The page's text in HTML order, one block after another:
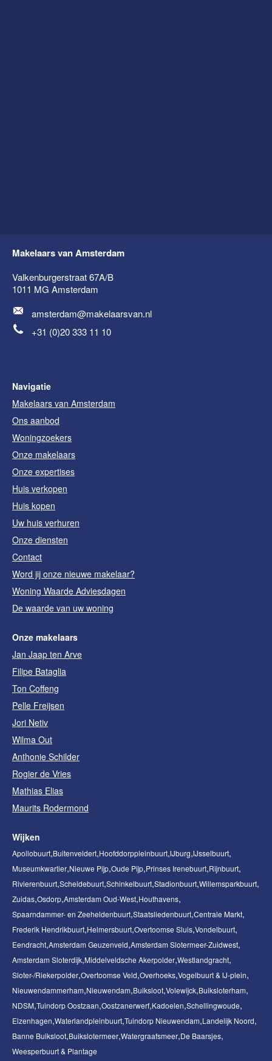
Makelaars van Amsterdam
Valkenburgerstraat 67A/B
1011 MG Amsterdam
amsterdam@makelaarsvan.nl
+31 (0)20 333 11 10
Navigatie
Makelaars van Amsterdam
Ons aanbod
Woningzoekers
Onze makelaars
Onze expertises
Huis verkopen
Huis kopen
Uw huis verhuren
Onze diensten
Contact
Word jij onze nieuwe makelaar?
Woning Waarde Adviesdagen
De waarde van uw woning
Onze makelaars
Jan Jaap ten Arve
Filipe Bataglia
Ton Coffeng
Pelle Freijsen
Jori Netiv
Wilma Out
Anthonie Schilder
Rogier de Vries
Mathias Elias
Maurits Rodermond
Wijken
Apollobuurt Buitenveldert Hoofddorppleinbuurt IJburg IJsselbuurt
Museumkwartier Nieuwe Pijp Oude Pijp Prinses Irenebuurt Rijnbuurt
Rivierenbuurt Scheldebuurt Schinkelbuurt Stadionbuurt Willemsparkbuurt
Zuidas Osdorp Amsterdam Oud-West Houthavens
Spaarndammer- en Zeeheldenbuurt Staatsliedenbuurt Centrale Markt
Frederik Hendrikbuurt Helmersbuurt Overtoomse Sluis Vondelbuurt
Eendracht Amsterdam Geuzenveld Amsterdam Slotermeer-Zuidwest
Amsterdam Sloterdijk Middelveldsche Akerpolder Westlandgracht
Sloter-/Riekerpolder Overtoomse Veld Overhoeks Vogelbuurt & IJ-plein
Nieuwendammerham Nieuwendam Buiksloot Volewijck Buiksloterham
NDSM Tuindorp Oostzaan Oostzanerwerf Kadoelen Schellingwoude
Elzenhagen Waterlandpleinbuurt Tuindorp Nieuwendam Landelijk Noord
Banne Buiksloot Buikslotermeer Watergraafsmeer De Baarsjes
Weesperbuurt & Plantage